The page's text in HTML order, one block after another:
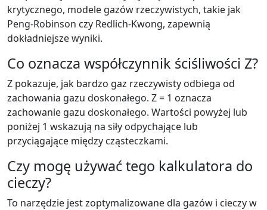
krytycznego, modele gazów rzeczywistych, takie jak
Peng-Robinson czy Redlich-Kwong, zapewnią
dokładniejsze wyniki.
Co oznacza współczynnik ściśliwości Z?
Z pokazuje, jak bardzo gaz rzeczywisty odbiega od
zachowania gazu doskonałego. Z = 1 oznacza
zachowanie gazu doskonałego. Wartości powyżej lub
poniżej 1 wskazują na siły odpychające lub
przyciągające między cząsteczkami.
Czy mogę używać tego kalkulatora do
cieczy?
To narzędzie jest zoptymalizowane dla gazów i cieczy w